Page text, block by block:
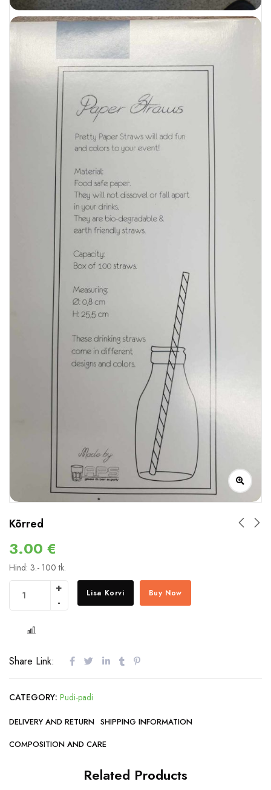
Kõrred
3.00 €
Hind: 3.- 100 tk.
Lisa Korvi Buy Now
Share Link:
CATEGORY: Pudi-padi
DELIVERY AND RETURN SHIPPING INFORMATION
COMPOSITION AND CARE
Related Products